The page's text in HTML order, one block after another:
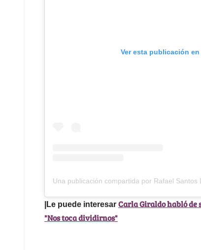
Ver esta publicación
Una publicación compartida por Rafael Santos
|Le puede interesar Carla Giraldo habló
"Nos toca dividirnos"